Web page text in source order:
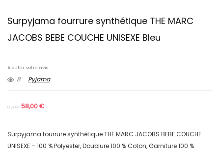
Surpyjama fourrure synthétique THE MARC
JACOBS BEBE COUCHE UNISEXE Bleu
Ajouter votre avis
8 Pyjama
89,00€ 58,00€
Surpyjama fourrure synthétique THE MARC JACOBS BEBE COUCHE
UNISEXE – 100 % Polyester, Doublure 100 % Coton, Garniture 100 %